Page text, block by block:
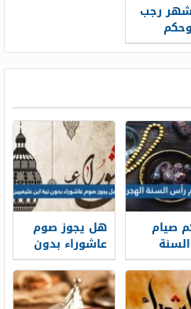
شهر رجب
وحكم
به
صيام هل يجوز صوم
عاشوراء بدون
نية ابن عثيميين